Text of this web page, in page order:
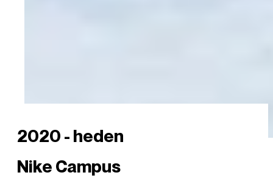
2020 - heden
Nike Campus